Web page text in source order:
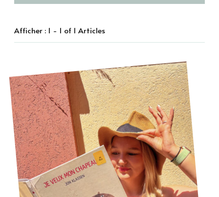
Afficher : 1 - 1 of 1 Articles